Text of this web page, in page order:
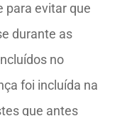
para evitar que
durante as
no
foi incluída na
que antes